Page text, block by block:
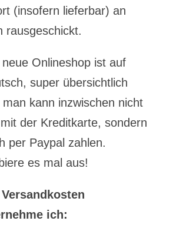
(insofern lieferbar) an
rausgeschickt.
neue Onlineshop ist auf
super übersichtlich
man kann inzwischen nicht
der Kreditkarte, sondern
per Paypal zahlen.
es mal aus!
ich: